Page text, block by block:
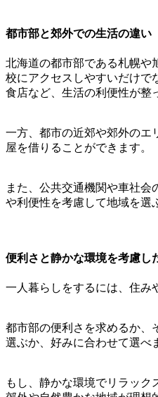
都市部と郊外での生活の違い
北海道の都市部である札幌や
校にアクセスしやすいだけで
食店など、生活の利便性が整
一方、都市の近郊や郊外のエ
屋を借りることができます。
また、公共交通機関や車社
や利便性を考慮して地域を選
便利さと静かな環境を考慮し
一人暮らしをするには、住み
都市部の便利さを求めるか、
選ぶか、好みに合わせて選べ
もし、静かな環境でリラック